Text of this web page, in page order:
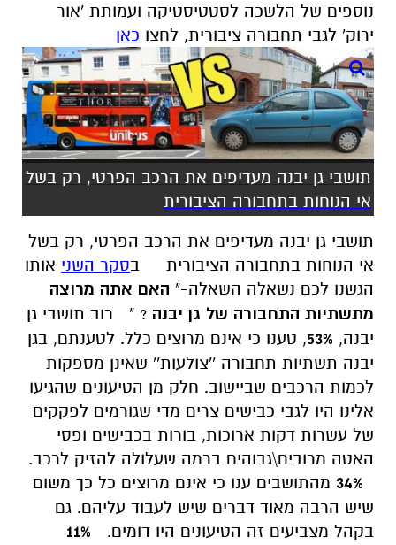
נוספים של הלשכה לסטטיסטיקה ועמותת 'אור
ירוק' לגבי תחבורה ציבורית, לחצו כאן
תושבי גן יבנה מעדיפים את הרכב הפרטי, רק בשל
אי הנוחות בתחבורה הציבורית
תושבי גן יבנה מעדיפים את הרכב הפרטי, רק בשל
אי הנוחות בתחבורה הציבורית בסקר השני אותו
הגשנו לכם נשאלה השאלה-" האם אתה מרוצה
מתשתיות התחבורה של גן יבנה ? "
רוב תושבי גן
יבנה, 53%, טענו כי אינם מרוצים כלל. לטענתם, בגן
יבנה תשתיות תחבורה ''צולעות'' שאינן מספקות
לכמות הרכבים שביישוב. חלק מן הטיעונים שהגיעו
אלינו היו לגבי כבישים צרים מדי שגורמים לפקקים
של עשרות דקות ארוכות, בורות בכבישים ופסי
האטה מרובים\גבוהים ברמה שעלולה להזיק לרכב.
34% מהתושבים ענו כי אינם מרוצים כל כך משום
שיש הרבה מאוד דברים שיש לעבוד עליהם. גם
בקהל מצביעים זה הטיעונים היו דומים.
11%